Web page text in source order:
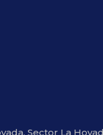
Sector La